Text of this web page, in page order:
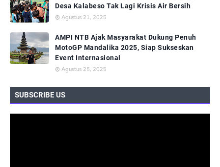
Desa Kalabeso Tak Lagi Krisis Air Bersih
Agustus 21, 2025
AMPI NTB Ajak Masyarakat Dukung Penuh
MotoGP Mandalika 2025, Siap Sukseskan
Event Internasional
Agustus 25, 2025
SUBSCRIBE US